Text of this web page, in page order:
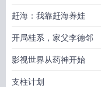
赶海：我靠赶海养娃
开局桂系，家父李德邻
影视世界从药神开始
支柱计划